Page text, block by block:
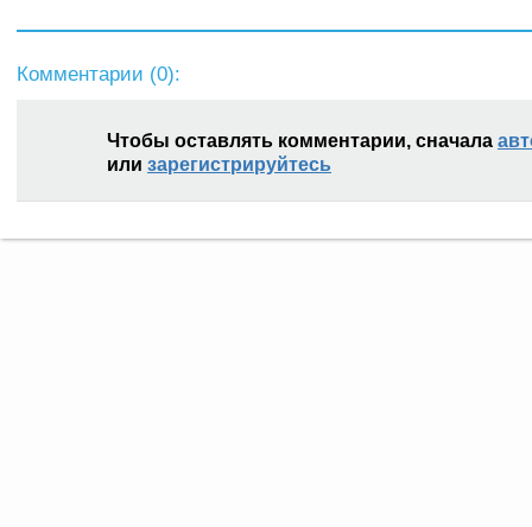
Комментарии (0):
Чтобы оставлять комментарии, сначала
или зарегистрируйтесь